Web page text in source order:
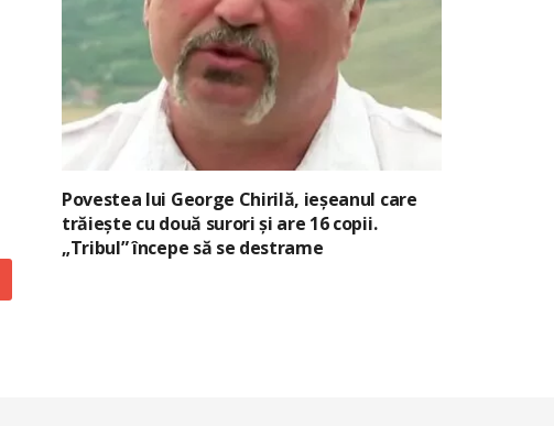
Povestea lui George Chirilă, ieșeanul care
trăiește cu două surori și are 16 copii.
„Tribul” începe să se destrame